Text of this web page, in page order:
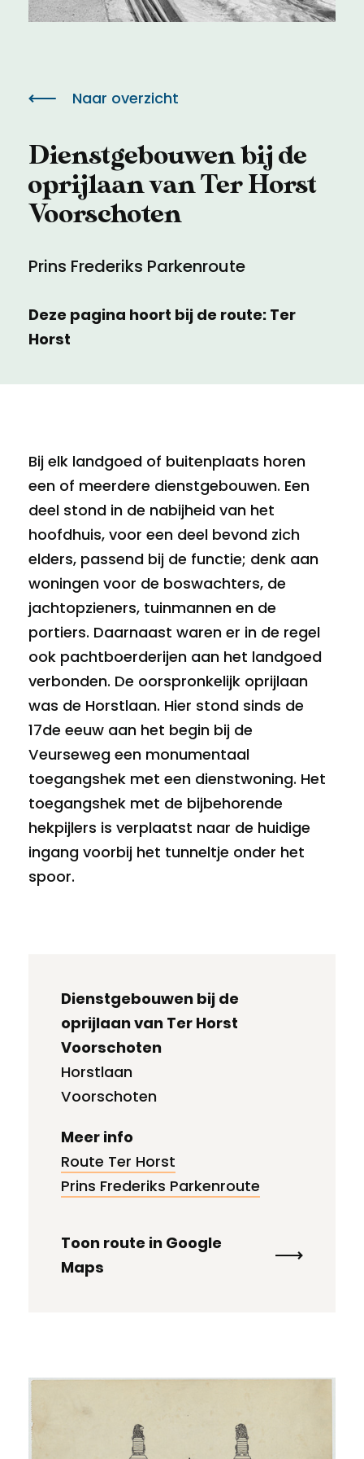
Dienstgebouwen bij de
oprijlaan van Ter Horst
Voorschoten
Prins Frederiks Parkenroute
Deze pagina hoort bij de route: Ter
Horst
Naar overzicht
Bij elk landgoed of buitenplaats horen
een of meerdere dienstgebouwen. Een
deel stond in de nabijheid van het
hoofdhuis, voor een deel bevond zich
elders, passend bij de functie; denk aan
woningen voor de boswachters, de
jachtopzieners, tuinmannen en de
portiers. Daarnaast waren er in de regel
ook pachtboerderijen aan het landgoed
verbonden. De oorspronkelijk oprijlaan
was de Horstlaan. Hier stond sinds de
17de eeuw aan het begin bij de
Veurseweg een monumentaal
toegangshek met een dienstwoning. Het
toegangshek met de bijbehorende
hekpijlers is verplaatst naar de huidige
ingang voorbij het tunneltje onder het
spoor.
Dienstgebouwen bij de
oprijlaan van Ter Horst
Voorschoten
Horstlaan
Voorschoten
Meer info
Route Ter Horst
Prins Frederiks Parkenroute
Toon route in Google
Maps